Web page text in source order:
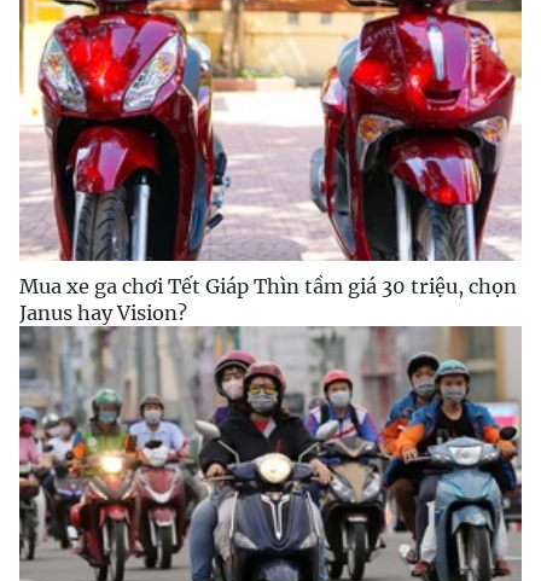
Mua xe ga chơi Tết Giáp Thìn tầm giá 30 triệu, chọn
Janus hay Vision?